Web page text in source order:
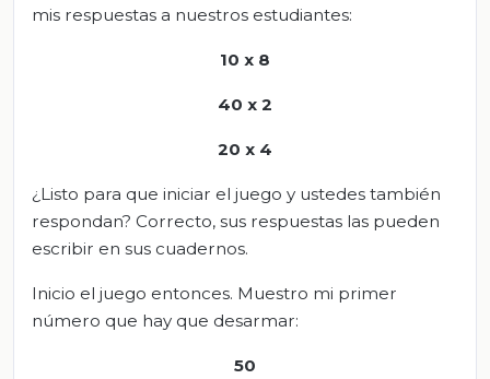
mis respuestas a nuestros estudiantes:
10 x 8
40 x 2
20 x 4
¿Listo para que iniciar el juego y ustedes también
respondan? Correcto, sus respuestas las pueden
escribir en sus cuadernos.
Inicio el juego entonces. Muestro mi primer
número que hay que desarmar:
50